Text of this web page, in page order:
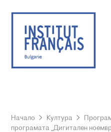
Начало Култура
програмата „Дигитален